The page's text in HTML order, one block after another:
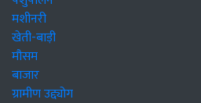
मशीनरी
खेती-बाड़ी
मौसम
बाजार
ग्रामीण उद्द्योग